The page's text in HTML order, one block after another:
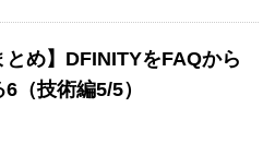
とめ】DFINITYをFAQから
（技術編5/5）